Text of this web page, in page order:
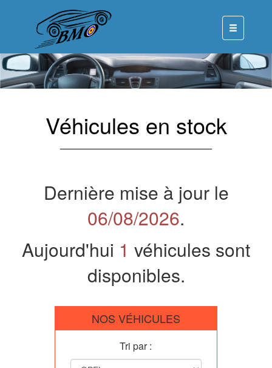
Véhicules en stock
Dernière mise à jour le
06/08/2026.
Aujourd'hui 1 véhicules sont
disponibles.
NOS VÉHICULES
Tri par :